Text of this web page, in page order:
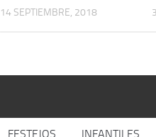
14 SEPTIEMBRE, 2018
FESTEJOS INFANTILES